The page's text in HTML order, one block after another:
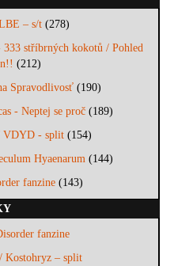
– s/t(278)
333 stříbrných kokotů / Pohled
(212)
Spravodlivosť (190)
- Neptej se proč (189)
VDYD - split(154)
Hyaenarum (144)
fanzine (143)
fanzine
Kostohryz – split